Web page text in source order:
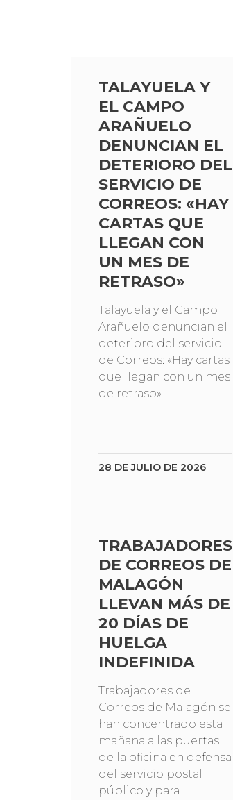
TALAYUELA Y
EL CAMPO
ARAÑUELO
DENUNCIAN EL
DETERIORO DEL
SERVICIO DE
CORREOS: «HAY
CARTAS QUE
LLEGAN CON
UN MES DE
RETRASO»
Talayuela y el Campo
Arañuelo denuncian el
deterioro del servicio
de Correos: «Hay cartas
que llegan con un mes
de retraso»
28 DE JULIO DE 2026
TRABAJADORES
DE CORREOS DE
MALAGÓN
LLEVAN MÁS DE
20 DÍAS DE
HUELGA
INDEFINIDA
Trabajadores de
Correos de Malagón se
han concentrado esta
mañana a las puertas
de la oficina en defensa
del servicio postal
público y para